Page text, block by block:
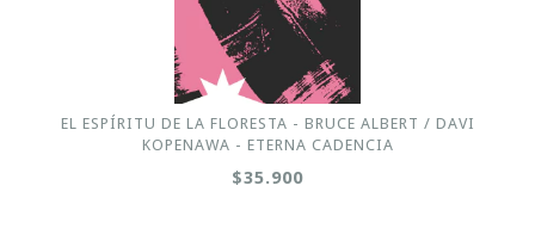
EL ESPÍRITU DE LA FLORESTA - BRUCE ALBERT / DAVI
KOPENAWA - ETERNA CADENCIA
$35.900